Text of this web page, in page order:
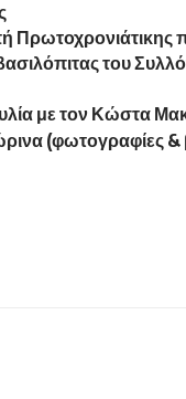
του
με τον Κώστα
(φωτογραφίες &